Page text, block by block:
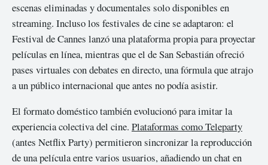
escenas eliminadas y documentales solo disponibles en
streaming. Incluso los festivales de cine se adaptaron: el
Festival de Cannes lanzó una plataforma propia para proyectar
películas en línea, mientras que el de San Sebastián ofreció
pases virtuales con debates en directo, una fórmula que atrajo
a un público internacional que antes no podía asistir.
El formato doméstico también evolucionó para imitar la
experiencia colectiva del cine. Plataformas como Teleparty
(antes Netflix Party) permitieron sincronizar la reproducción
de una película entre varios usuarios, añadiendo un chat en